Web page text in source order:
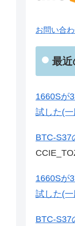
お問い合
最近
1660Sが
試した(
BTC-S37
1660Sが
試した(
BTC-S37